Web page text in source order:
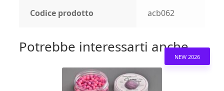
Codice prodotto acb062
Potrebbe interessarti anche...
NEW 2026